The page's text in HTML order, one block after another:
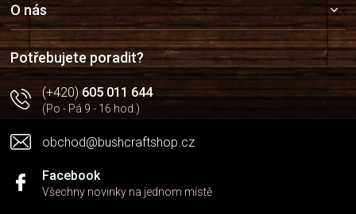
a
t
í
O nás
Potřebujete poradit?
(+420)605 011 644
(Po - Pá 9 - 16 hod.)
obchod@bushcraftshop.cz
Facebook
Všechny novinky na jednom místě